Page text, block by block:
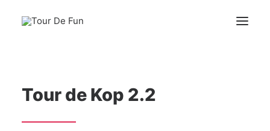
DRUMSKI IZAZOV
BICIKLOM DO ŠKOLE
Tour de Kop 2.2